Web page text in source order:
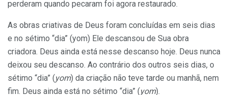
perderam quando pecaram foi agora restaurado.
As obras criativas de Deus foram concluídas em seis dias
e no sétimo “dia” (yom) Ele descansou de Sua obra
criadora. Deus ainda está nesse descanso hoje. Deus nunca
deixou seu descanso. Ao contrário dos outros seis dias, o
sétimo “dia” (yom) da criação não teve tarde ou manhã, nem
fim. Deus ainda está no sétimo “dia” (yom).